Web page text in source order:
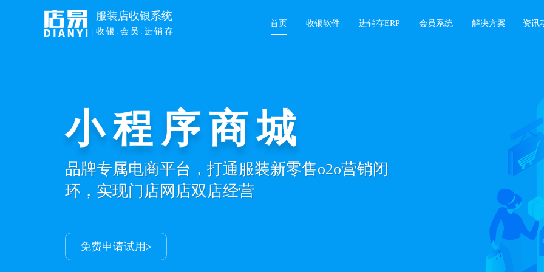
服装店收银系统
收银.会员.进销存
首页 收银软件 进销存ERP 会员系统 解决方案 资讯
服装鞋帽行业
智慧门店系统
解决门店进销存+会员+收银+业绩增长难题，
申请免费试用>